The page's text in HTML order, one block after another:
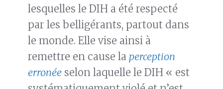
lesquelles le DIH a été respecté
par les belligérants, partout dans
le monde. Elle vise ainsi à
remettre en cause la perception
erronée selon laquelle le DIH « est